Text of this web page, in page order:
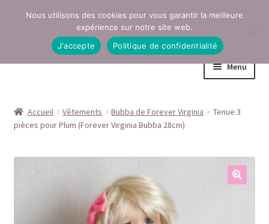
Aller
navigation
Aller
Menu
Conditions générales de vente
Contact
Mentions légales
Accueil Vêtements Bubba de Forever Virginia
Tenue 3
pièces pour Plum (Forever Virginia Bubba 28cm)
Nous utilisons des cookies pour vous garantir la meilleure
expérience sur notre site web.
J'accepte
Politique de confidentialité